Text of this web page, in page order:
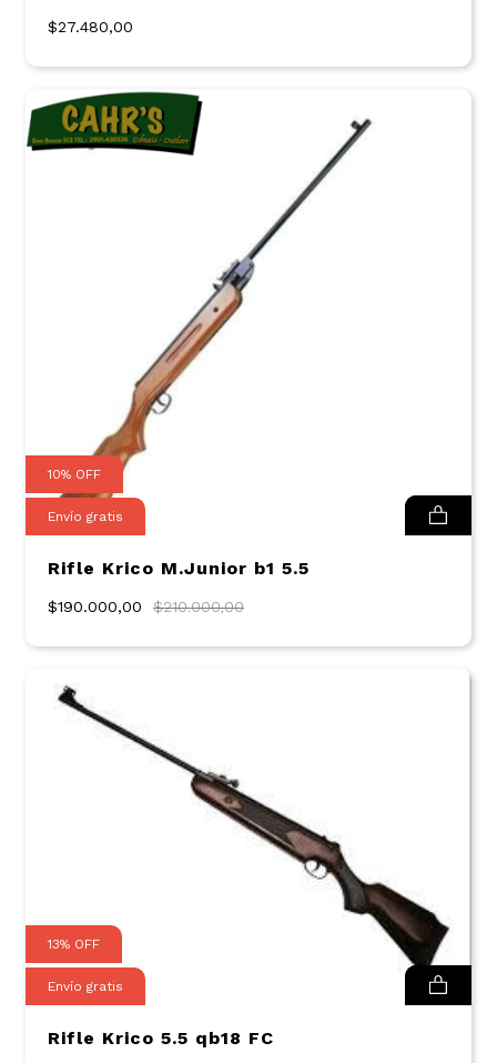
$27.480,00
10% OFF
Envío gratis
Rifle Krico M.Junior b1 5.5
$190.000,00 $210.000,00
13% OFF
Envío gratis
Rifle Krico 5.5 qb18 FC